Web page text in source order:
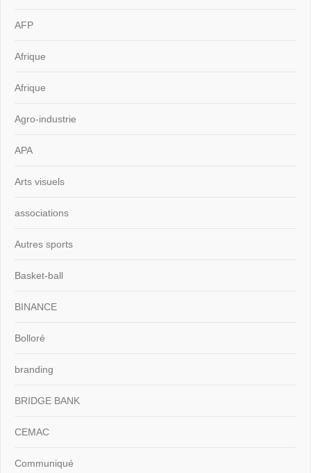
AFP
Afrique
Afrique
Agro-industrie
APA
Arts visuels
associations
Autres sports
Basket-ball
BINANCE
Bolloré
branding
BRIDGE BANK
CEMAC
Communiqué